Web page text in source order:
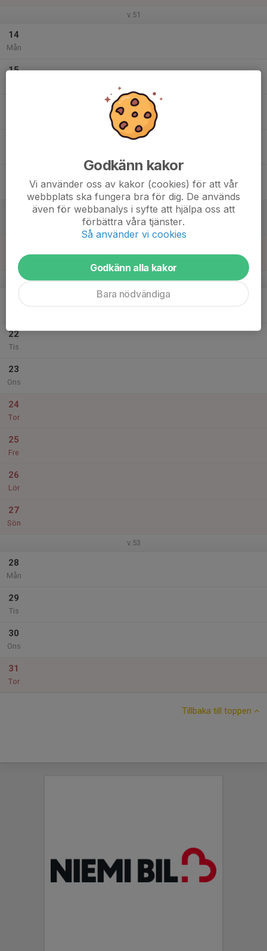
v.51
14
Mån
15
Sön
v.52
22
Tis
23
Ons
24
Tor
25
Fre
26
Lör
27
Sön
v.53
28
Mån
29
Tis
30
Ons
31
Tor
Tillbaka till toppen
Godkänn kakor
Vi använder oss av kakor (cookies) för att vår
webbplats ska fungera bra för dig. De används
även för webbanalys i syfte att hjälpa oss att
förbättra våra tjänster.
Så använder vi cookies
Godkänn alla kakor
Bara nödvändiga